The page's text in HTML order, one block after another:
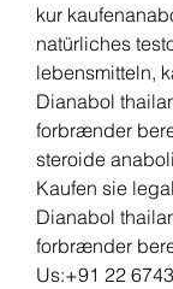
kur
natürliches
lebensmitteln,
Dianabol
forbrænder
steroide
Kaufen sie
Dianabol
forbrænder
Us:+91 22